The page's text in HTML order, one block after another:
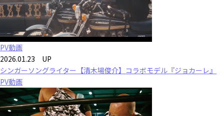
PV動画
2026.01.23 UP
シンガーソングライター【清木場俊介】コラボモデル『ジョカーレ』
PV動画